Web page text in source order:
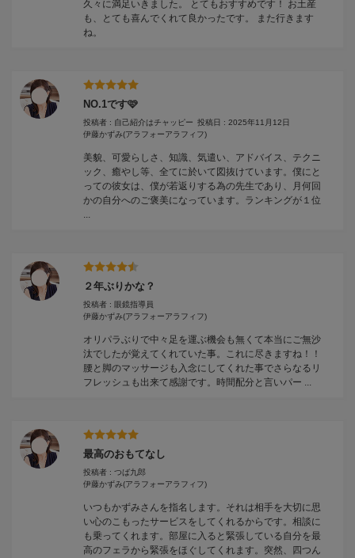
久々に満足いきました。 とてもおすすめです！ お土産
も、とても喜んでくれて良かったです。 また行きます
ね。
NO.1です🩷
投稿者 : 自己紹介はチャッピー 投稿日 : 2025年11月12日
伊藤かずみ(アラフォーアラフィフ)
美貌、可愛らしさ、知識、気遣い、アドバイス、テクニ
ック、癒やし等、全てに於いて図抜けています。僕にと
っての彼女は、僕が若返りする為の先生であり、月何回
かの自分へのご褒美になっています。ランキングが１位
...
２年ぶりかな？
投稿者 : 眼鏡指導員
伊藤かずみ(アラフォーアラフィフ)
オリパラぶりで中々足を運ぶ機会も無くて本当にご無沙
汰でしたが覚えてくれていた事。これに尽きますね！！
腰と脚のマッサージも入念にしてくれた事でさらなるリ
フレッシュも出来て感謝です。時間配分と言いパー ...
最高のおもてなし
投稿者 : つば九郎
伊藤かずみ(アラフォーアラフィフ)
いつもかずみさんを指名します。それは相手を大切に思
い心のこもったサービスをしてくれるからです。相談に
も乗ってくれます。部屋に入ると緊張している自分を最
高のフェラから緊張をほぐしてくれます。突然、四つん